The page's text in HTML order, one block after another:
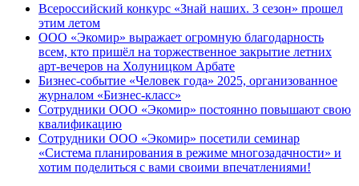
Всероссийский конкурс «Знай наших. 3 сезон» прошел
этим летом
ООО «Экомир» выражает огромную благодарность
всем, кто пришёл на торжественное закрытие летних
арт-вечеров на Холуницком Арбате
Бизнес-событие «Человек года» 2025, организованное
журналом «Бизнес-класс»
Сотрудники ООО «Экомир» постоянно повышают свою
квалификацию
Сотрудники ООО «Экомир» посетили семинар
«Система планирования в режиме многозадачности» и
хотим поделиться с вами своими впечатлениями!